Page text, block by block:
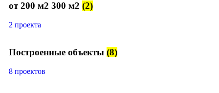
от 200 м2 300 м2 (2)
2 проекта
Построенные объекты (8)
8 проектов